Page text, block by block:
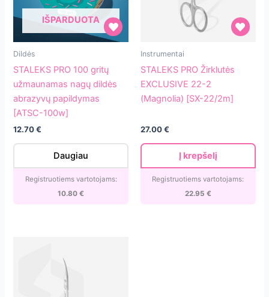
STALEKS
užmaunamas
nagų
dildės
[ATSC-
IŠPARDUOTA
Dildės
STALEKS PRO 100 gritų
užmaunamas nagų dildės
abrazyvų papildymas
[ATSC-100w]
12.70€
Daugiau
Registruotiems vartotojams:
10.80€
STALEKS
22-
(Magnolia)
[SX-
Instrumentai
STALEKS PRO Žirklutės
EXCLUSIVE 22-2
(Magnolia) [SX-22/2m]
27.00€
Į krepšelį
Registruotiems vartotojams:
22.95 €